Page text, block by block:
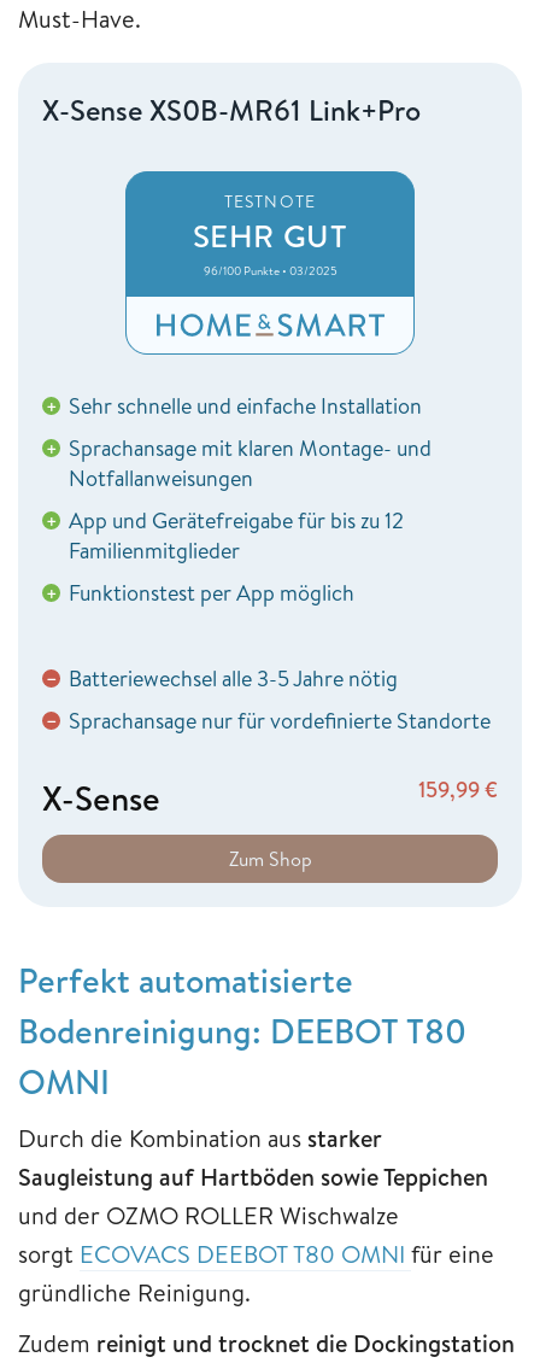
Must-Have.
X-Sense XS0B-MR61 Link+Pro
TESTNOTE
SEHR GUT
96/100 Punkte • 03/2025
+ Sehr schnelle und einfache Installation
+ Sprachansage mit klaren Montage- und
Notfallanweisungen
+ App und Gerätefreigabe für bis zu 12
Familienmitglieder
+ Funktionstest per App möglich
− Batteriewechsel alle 3-5 Jahre nötig
− Sprachansage nur für vordefinierte Standorte
X-Sense 159,99€
Zum Shop
Perfekt automatisierte
Bodenreinigung: DEEBOT T80
OMNI
Durch die Kombination aus starker
Saugleistung auf Hartböden sowie Teppichen
und der OZMO ROLLER Wischwalze
sorgt ECOVACS DEEBOT T80 OMNI für eine
gründliche Reinigung.
Zudem reinigt und trocknet die Dockingstation